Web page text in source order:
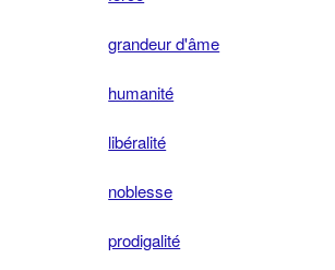
grandeur d'âme
humanité
libéralité
noblesse
prodigalité